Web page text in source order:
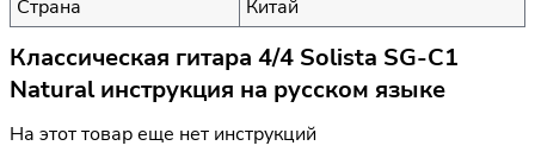
Страна Китай
Классическая гитара 4/4 Solista SG-C1
Natural инструкция на русском языке
На этот товар еще нет инструкций